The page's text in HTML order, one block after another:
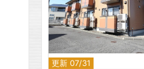
更新 07/31
2